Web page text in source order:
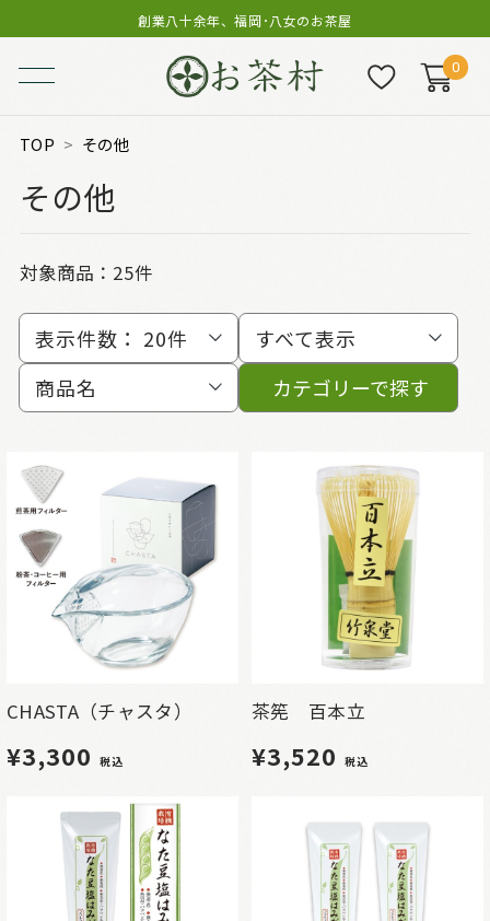
創業八十余年、福岡･八女のお茶屋
0
TOP その他
その他
対象商品： 25件
表示件数： 20件
すべて表示
商品名
カテゴリーで探す
CHASTA（チャスタ）
¥3,300 税込
茶筅 百本立
¥3,520 税込